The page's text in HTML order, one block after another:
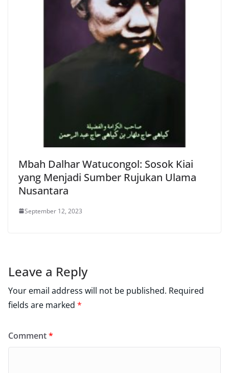
Mbah Dalhar Watucongol: Sosok Kiai
yang Menjadi Sumber Rujukan Ulama
Nusantara
September 12, 2023
Leave a Reply
Your email address will not be published. Required
fields are marked *
Comment*